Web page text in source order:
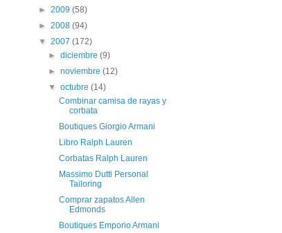
► 2009 (58)
► 2008 (94)
▼ 2007 (172)
►diciembre(9)
►noviembre(12)
▼octubre(14)
Combinar camisa de rayas y
corbata
Boutiques Giorgio Armani
Libro Ralph Lauren
Corbatas Ralph Lauren
Massimo Dutti Personal
Tailoring
Comprar zapatos Allen
Edmonds
Boutiques Emporio Armani